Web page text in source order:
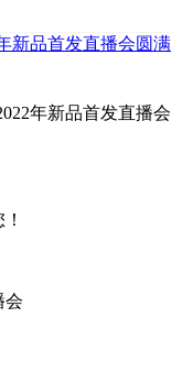
新品首发直播会圆满
年新品首发直播会
会